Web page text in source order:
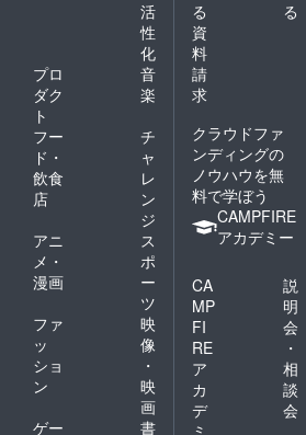
活
性
化
プロ
ダク
ト
音
楽
フー
ド・
飲食
店
チ
ャ
レ
ン
ジ
アニ
メ・
漫画
ス
ポ
ー
ツ
ファ
ッ
ショ
ン
映
像
・
映
画
ゲー
書
る
る
資
料
請
求
クラウドファ
ンディングの
ノウハウを無
料で学ぼう
CAMPFIRE
アカデミー
CA
MP
FI
RE
ア
カ
デ
説
明
会
・
相
談
会